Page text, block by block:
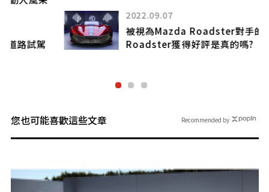
2022.09.07
被視為Mazda Roadster對手的中國EV
Roadster獲得好評是真的嗎?
您也可能喜歡這些文章 Recommended by